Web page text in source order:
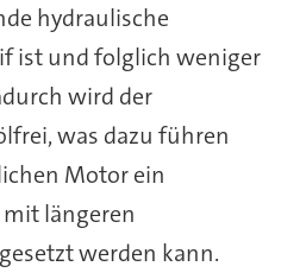
hydraulische
ist und folglich weniger
wird der
was dazu führen
Motor ein
längeren
werden kann.